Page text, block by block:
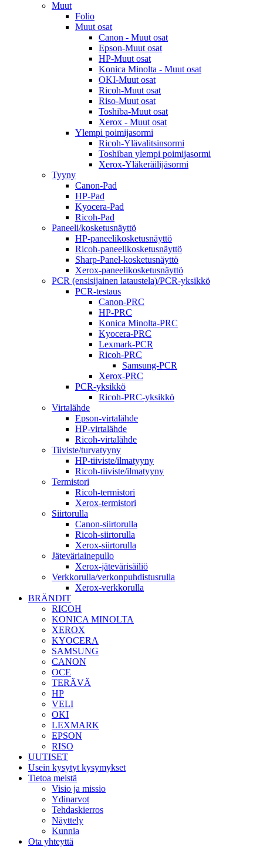
Muut
Folio
Muut osat
Canon - Muut osat
Epson-Muut osat
HP-Muut osat
Konica Minolta - Muut osat
OKI-Muut osat
Ricoh-Muut osat
Riso-Muut osat
Toshiba-Muut osat
Xerox - Muut osat
Ylempi poimijasormi
Ricoh-Ylävalitsinsormi
Toshiban ylempi poimijasormi
Xerox-Yläkeräilijäsormi
Tyyny
Canon-Pad
HP-Pad
Kyocera-Pad
Ricoh-Pad
Paneeli/kosketusnäyttö
HP-paneelikosketusnäyttö
Ricoh-paneelikosketusnäyttö
Sharp-Panel-kosketusnäyttö
Xerox-paneelikosketusnäyttö
PCR (ensisijainen lataustela)/PCR-yksikkö
PCR-testaus
Canon-PRC
HP-PRC
Konica Minolta-PRC
Kyocera-PRC
Lexmark-PCR
Ricoh-PRC
Samsung-PCR
Xerox-PRC
PCR-yksikkö
Ricoh-PRC-yksikkö
Virtalähde
Epson-virtalähde
HP-virtalähde
Ricoh-virtalähde
Tiiviste/turvatyyny
HP-tiiviste/ilmatyyny
Ricoh-tiiviste/ilmatyyny
Termistori
Ricoh-termistori
Xerox-termistori
Siirtorulla
Canon-siirtorulla
Ricoh-siirtorulla
Xerox-siirtorulla
Jäteväriainepullo
Xerox-jätevärisäiliö
Verkkorulla/verkonpuhdistusrulla
Xerox-verkkorulla
BRÄNDIT
RICOH
KONICA MINOLTA
XEROX
KYOCERA
SAMSUNG
CANON
OCE
TERÄVÄ
HP
VELI
OKI
LEXMARK
EPSON
RISO
UUTISET
Usein kysytyt kysymykset
Tietoa meistä
Visio ja missio
Ydinarvot
Tehdaskierros
Näyttely
Kunnia
Ota yhteyttä